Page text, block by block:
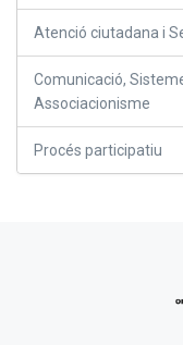
Atenció ciutadana i
Comunicació,
Associacionisme
Procés participatiu